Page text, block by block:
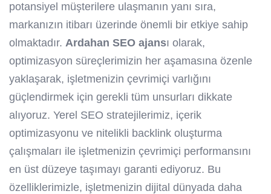
potansiyel müşterilere ulaşmanın yanı sıra,
markanızın itibarı üzerinde önemli bir etkiye sahip
olmaktadır. Ardahan SEO ajansı olarak,
optimizasyon süreçlerimizin her aşamasına özenle
yaklaşarak, işletmenizin çevrimiçi varlığını
güçlendirmek için gerekli tüm unsurları dikkate
alıyoruz. Yerel SEO stratejilerimiz, içerik
optimizasyonu ve nitelikli backlink oluşturma
çalışmaları ile işletmenizin çevrimiçi performansını
en üst düzeye taşımayı garanti ediyoruz. Bu
özelliklerimizle, işletmenizin dijital dünyada daha